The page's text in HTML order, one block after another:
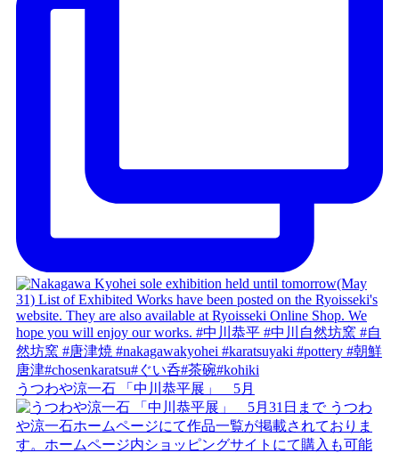
うつわや涼一石 「中川恭平展」 5月